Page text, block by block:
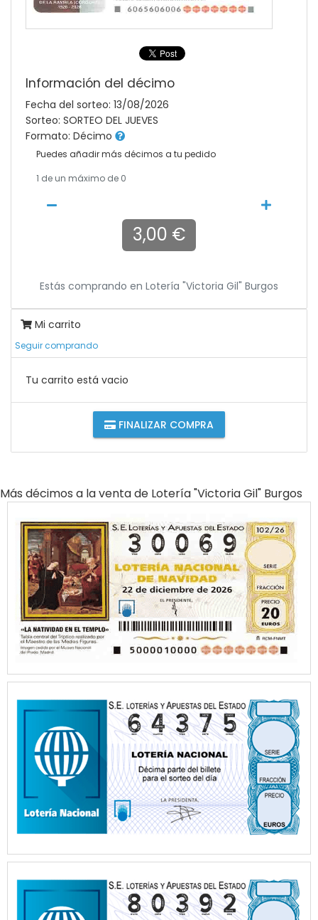
Información del décimo
Fecha del sorteo: 13/08/2026
Sorteo: SORTEO DEL JUEVES
Formato: Décimo
Puedes añadir más décimos a tu pedido
1 de un máximo de 0
3,00 €
Estás comprando en Lotería "victoria Gil" Burgos
Mi carrito
Seguir comprando
Tu carrito está vacio
FINALIZAR COMPRA
Más décimos a la venta de Lotería "victoria Gil" Burgos